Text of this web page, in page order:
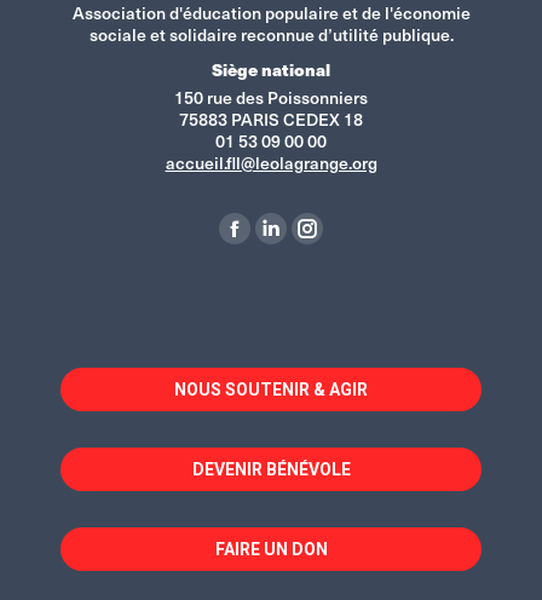
Association d'éducation populaire et de l'économie
sociale et solidaire reconnue d’utilité publique.
Siège national
150 rue des Poissonniers
75883 PARIS CEDEX 18
01 53 09 00 00
accueil.fll@leolagrange.org
La
dans
une
fenêtre
La
dans
une
fenêtre
La
dans
une
fenêtre
NOUS SOUTENIR & AGIR
DEVENIR BÉNÉVOLE
FAIRE UN DON